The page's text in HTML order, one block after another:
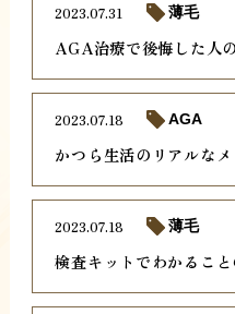
AGA治療で後悔した人
2023.07.31 薄毛
かつら生活のリアルな
2023.07.18 AGA
検査キットでわかるこ
2023.07.18 薄毛